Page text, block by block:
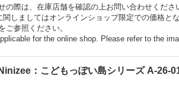
の際は、在庫店舗を確認の上お問い合わせくださ
関しましてはオンラインショップ限定での価格とな
ご参照ください。
for the online shop. Please refer to the
：こどもっぽい島シリーズ A-26-